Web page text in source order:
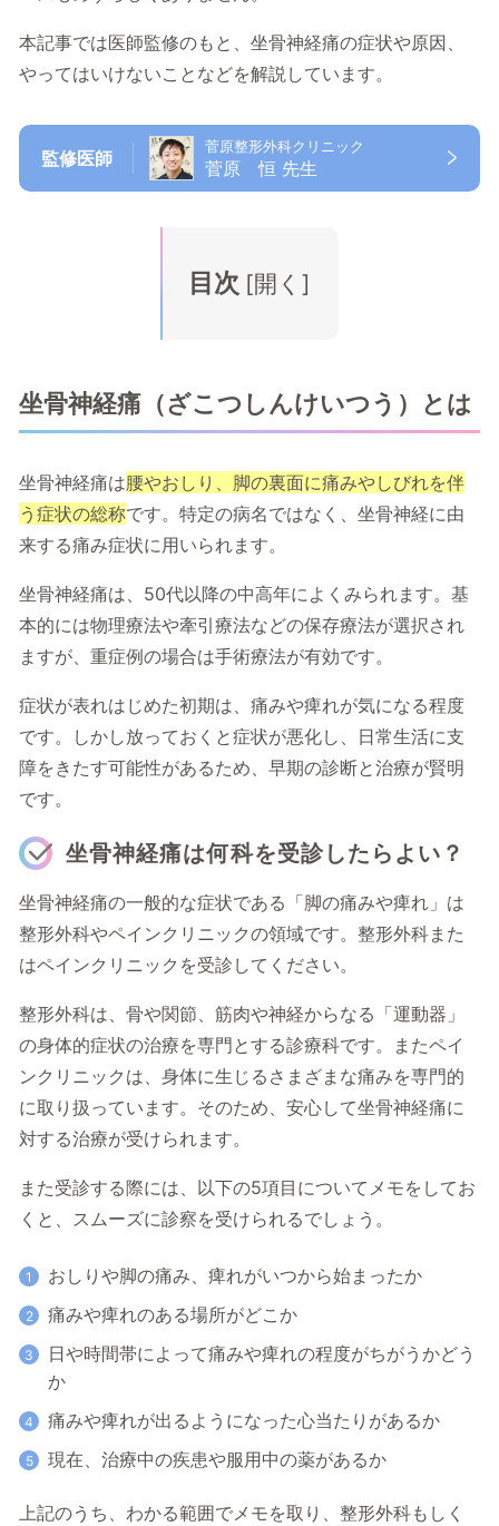
本記事では医師監修のもと、坐骨神経痛の症状や原因、
やってはいけないことなどを解説しています。
監修医師
菅原整形外科クリニック
菅原 恒 先生
目次 [開く ]
坐骨神経痛（ざこつしんけいつう）とは
坐骨神経痛は腰やおしり、脚の裏面に痛みやしびれを伴
う症状の総称です。特定の病名ではなく、坐骨神経に由
来する痛み症状に用いられます。
坐骨神経痛は、50代以降の中高年によくみられます。基
本的には物理療法や牽引療法などの保存療法が選択され
ますが、重症例の場合は手術療法が有効です。
症状が表れはじめた初期は、痛みや痺れが気になる程度
です。しかし放っておくと症状が悪化し、日常生活に支
障をきたす可能性があるため、早期の診断と治療が賢明
です。
坐骨神経痛は何科を受診したらよい？
坐骨神経痛の一般的な症状である「脚の痛みや痺れ」は
整形外科やペインクリニックの領域です。整形外科また
はペインクリニックを受診してください。
整形外科は、骨や関節、筋肉や神経からなる「運動器」
の身体的症状の治療を専門とする診療科です。またペイ
ンクリニックは、身体に生じるさまざまな痛みを専門的
に取り扱っています。そのため、安心して坐骨神経痛に
対する治療が受けられます。
また受診する際には、以下の5項目についてメモをしてお
くと、スムーズに診察を受けられるでしょう。
おしりや脚の痛み、痺れがいつから始まったか
痛みや痺れのある場所がどこか
日や時間帯によって痛みや痺れの程度がちがうかどう
か
痛みや痺れが出るようになった心当たりがあるか
現在、治療中の疾患や服用中の薬があるか
上記のうち、わかる範囲でメモを取り、整形外科もしく